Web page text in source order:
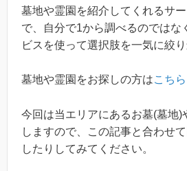
墓地や霊園を紹介してくれるサ
で、自分で1から調べるのではな
ビスを使って選択肢を一気に絞
墓地や霊園をお探しの方はこちら
今回は当エリアにあるお墓(墓地)
しますので、この記事と合わせ
したりしてみてください。